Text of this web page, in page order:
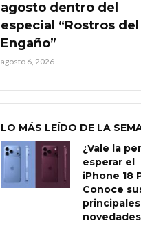
agosto dentro del
especial “Rostros del
Engaño”
agosto 6, 2026
LO MÁS LEÍDO DE LA
¿Vale la
esperar el
iPhone 18
Conoce
principales
novedades